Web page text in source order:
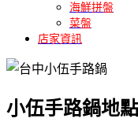
海鮮拼盤
菜盤
店家資訊
小伍手路鍋地